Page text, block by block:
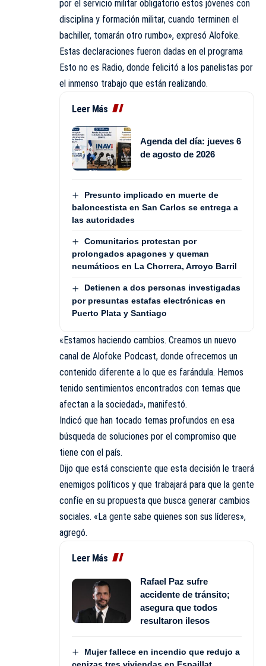
por el servicio militar obligatorio estos jóvenes con
disciplina y formación militar, cuando terminen el
bachiller, tomarán otro rumbo», expresó Alofoke.
Estas declaraciones fueron dadas en el programa
Esto no es Radio, donde felicitó a los panelistas por
el inmenso trabajo que están realizando.
Leer Más
Agenda del día: jueves 6
de agosto de 2026
Presunto implicado en muerte de
baloncestista en San Carlos se entrega a
las autoridades
Comunitarios protestan por
prolongados apagones y queman
neumáticos en La Chorrera, Arroyo Barril
Detienen a dos personas investigadas
por presuntas estafas electrónicas en
Puerto Plata y Santiago
«Estamos haciendo cambios. Creamos un nuevo
canal de Alofoke Podcast, donde ofrecemos un
contenido diferente a lo que es farándula. Hemos
tenido sentimientos encontrados con temas que
afectan a la sociedad», manifestó.
Indicó que han tocado temas profundos en esa
búsqueda de soluciones por el compromiso que
tiene con el país.
Dijo que está consciente que esta decisión le traerá
enemigos políticos y que trabajará para que la gente
confíe en su propuesta que busca generar cambios
sociales. «La gente sabe quienes son sus líderes»,
agregó.
Leer Más
Rafael Paz sufre
accidente de tránsito;
asegura que todos
resultaron ilesos
Mujer fallece en incendio que redujo a